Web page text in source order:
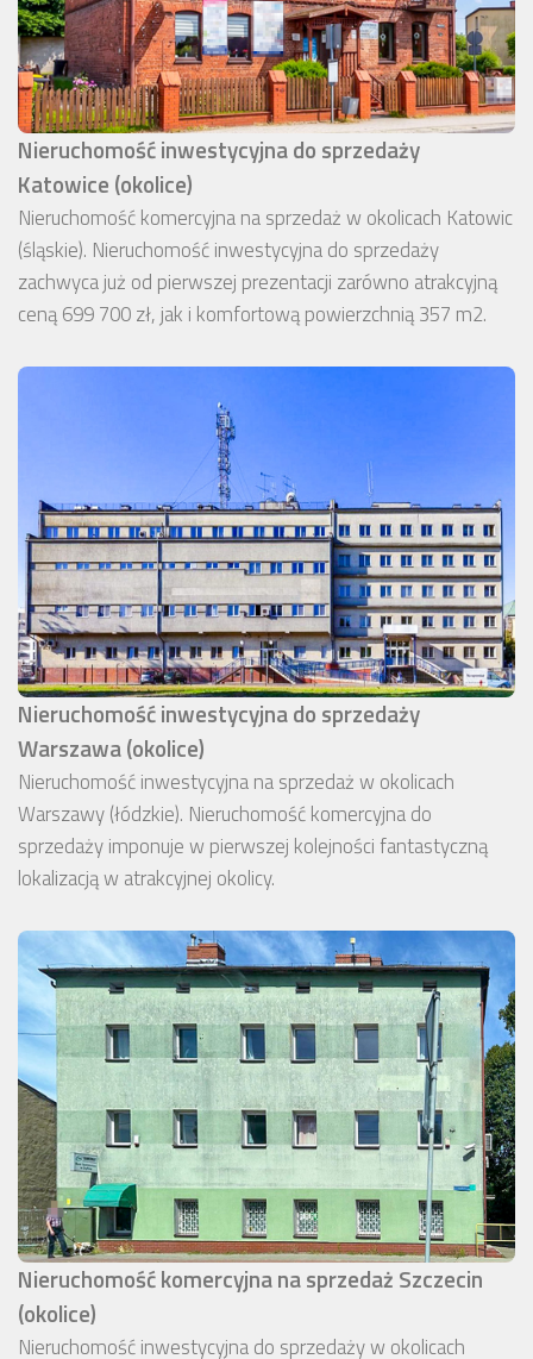
Nieruchomość inwestycyjna do sprzedaży
Katowice (okolice)
Nieruchomość komercyjna na sprzedaż w okolicach Katowic
(śląskie). Nieruchomość inwestycyjna do sprzedaży
zachwyca już od pierwszej prezentacji zarówno atrakcyjną
ceną 699 700 zł, jak i komfortową powierzchnią 357 m2.
Nieruchomość inwestycyjna do sprzedaży
Warszawa (okolice)
Nieruchomość inwestycyjna na sprzedaż w okolicach
Warszawy (łódzkie). Nieruchomość komercyjna do
sprzedaży imponuje w pierwszej kolejności fantastyczną
lokalizacją w atrakcyjnej okolicy.
Nieruchomość komercyjna na sprzedaż Szczecin
(okolice)
Nieruchomość inwestycyjna do sprzedaży w okolicach